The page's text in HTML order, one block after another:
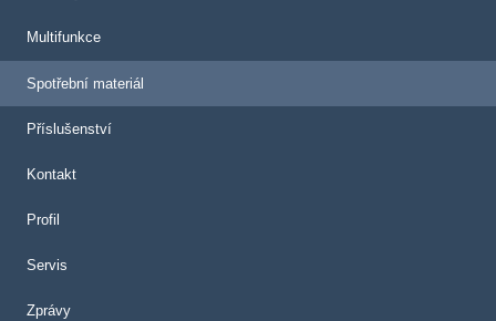
Multifunkce
Spotřební materiál
Příslušenství
Kontakt
Profil
Servis
Zprávy